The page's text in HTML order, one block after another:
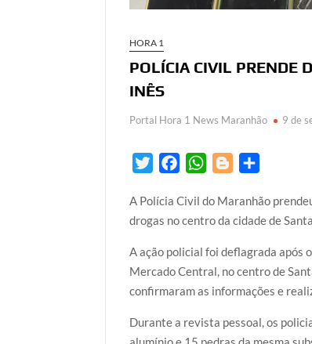
HORA 1
POLÍCIA CIVIL PRENDE
INÊS
Portal Hora 1 News Maranhão 9 de
i
t
c
e
o
W
a
t
A
p
o
g
a
r
A Polícia Civil do Maranhão
drogas no centro da cidade de
A ação policial foi deflagrada após
Mercado Central, no centro de
confirmaram as informações e
Durante a revista pessoal, os